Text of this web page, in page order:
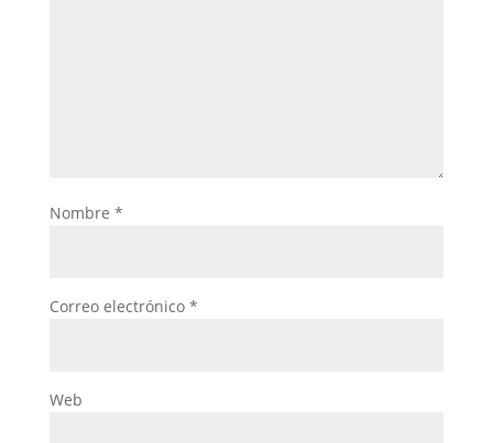
Nombre *
Correo electrónico *
Web